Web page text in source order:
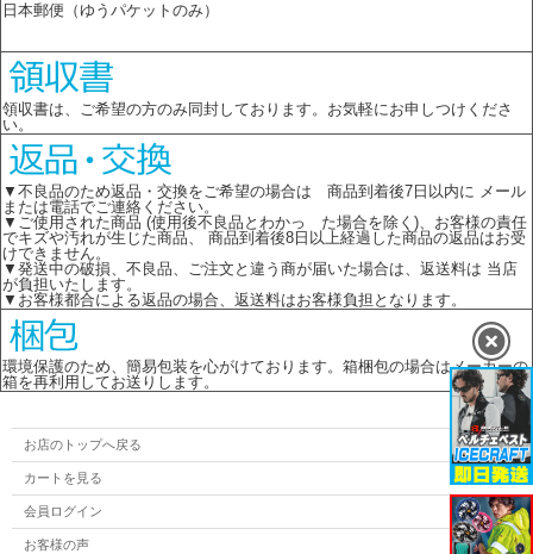
日本郵便（ゆうパケットのみ）
領収書は、ご希望の方のみ同封しております。お気軽にお申しつけくださ
い。
▼不良品のため返品・交換をご希望の場合は 商品到着後7日以内に メール
または電話でご連絡ください。
▼ご使用された商品 (使用後不良品とわかっ た場合を除く)、お客様の責任
でキズや汚れが生じた商品、 商品到着後8日以上経過した商品の返品はお受
けできません。
▼発送中の破損、不良品、ご注文と違う商が届いた場合は、返送料は 当店
が負担いたします。
▼お客様都合による返品の場合、返送料はお客様負担となります。
環境保護のため、簡易包装を心がけております。箱梱包の場合はメーカーの
箱を再利用してお送りします。
お店のトップへ戻る
カートを見る
会員ログイン
お客様の声